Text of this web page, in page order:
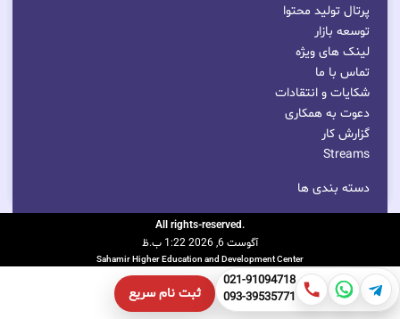
پرتال تولید محتوا
توسعه بازار
لینک های ویژه
تماس با ما
شکایات و انتقادات
دعوت به همکاری
گزارش کار
Streams
دسته بندی ها
.All rights-reserved
آگوست 6, 2026 1:22 ب.ظ
Sahamir Higher Education and Development Center
021-91094718
093-39535771
ثبت نام سریع